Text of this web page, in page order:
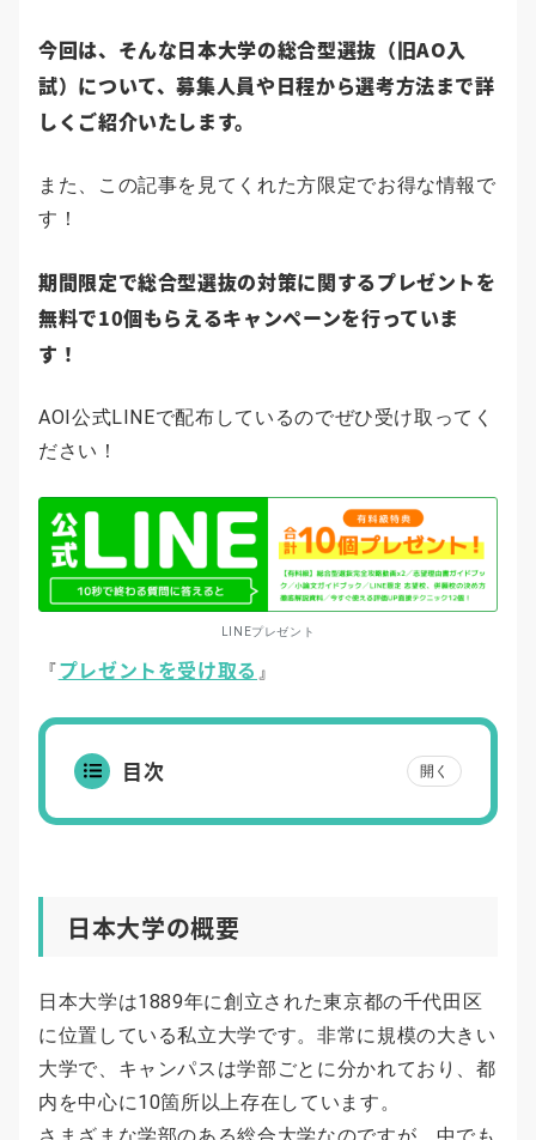
今回は、そんな日本大学の総合型選抜（旧AO入
試）について、募集人員や日程から選考方法まで詳
しくご紹介いたします。
また、この記事を見てくれた方限定でお得な情報で
す！
期間限定で総合型選抜の対策に関するプレゼントを
無料で10個もらえるキャンペーンを行っていま
す！
AOI公式LINEで配布しているのでぜひ受け取ってく
ださい！
LINEプレゼント
『プレゼントを受け取る 』
目次 開く
日本大学の概要
日本大学は1889年に創立された東京都の千代田区
に位置している私立大学です。非常に規模の大きい
大学で、キャンパスは学部ごとに分かれており、都
内を中心に10箇所以上存在しています。